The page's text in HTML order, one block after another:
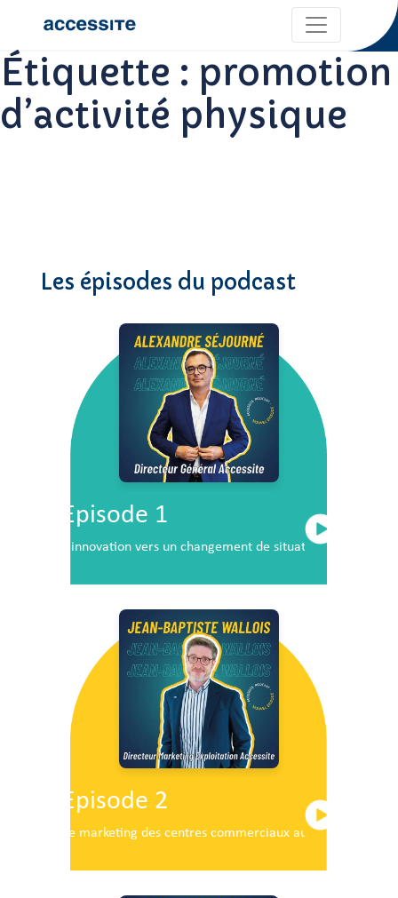
Étiquette : promotion
d’activité physique
Les épisodes du podcast
Episode 1
L’innovation vers un changement de situation
Episode 2
Le marketing des centres commerciaux au service du